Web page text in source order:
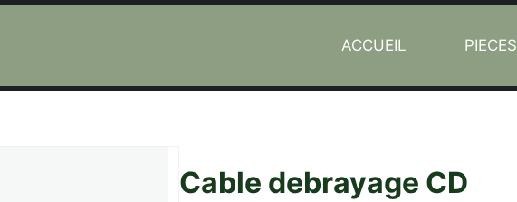
ACCUEIL PIECES
Cable debrayage CD